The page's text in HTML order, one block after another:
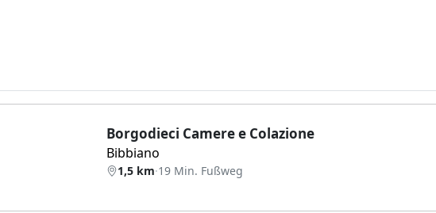
Borgodieci Camere e Colazione
Bibbiano
1,5 km·19 Min. Fußweg